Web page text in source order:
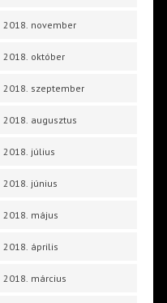
2018. november
2018. október
2018. szeptember
2018. augusztus
2018. július
2018. június
2018. május
2018. április
2018. március